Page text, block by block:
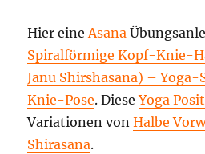
Hier eineAsana
Spiralförmige Kopf-Knie-
Janu Shirshasana) –
Knie-Pose. DieseYoga
Variationen vonHalbe
Shirasana.